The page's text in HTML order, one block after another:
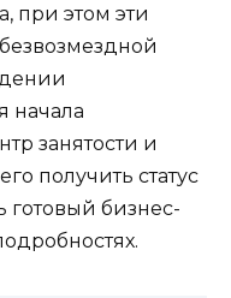
при этом эти
начала
занятости и
получить статус
готовый бизнес-